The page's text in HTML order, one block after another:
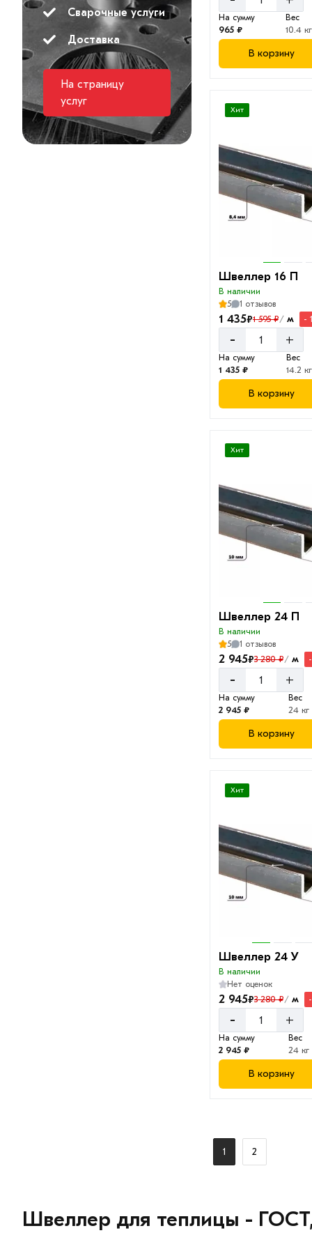
30 П
40 П
Сварочные услуги
Доставка
На страницу
услуг
На сумму
965 ₽
Вес
10.4 кг
В корзину
Хит
Швеллер 16 П
В наличии
5
1 отзывов
1 435₽1 595 ₽/м -
- +
На сумму
1 435 ₽
Вес
14.2 кг
В корзину
Хит
Швеллер 24 П
В наличии
5
1 отзывов
2 945₽3 280 ₽/м
- +
На сумму
2 945 ₽
Вес
24 кг
В корзину
Хит
Швеллер 24 У
В наличии
Нет оценок
2 945₽3 280 ₽/м
- +
На сумму
2 945 ₽
Вес
24 кг
В корзину
1 2
Швеллер для теплицы -